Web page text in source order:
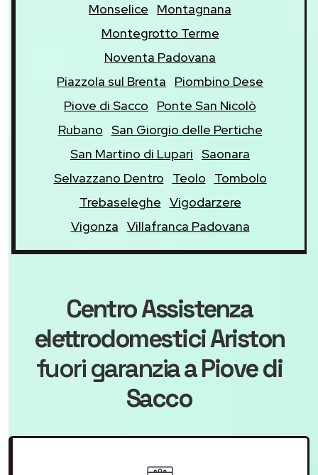
Monselice
Montagnana
Montegrotto Terme
Noventa Padovana
Piazzola sul Brenta
Piombino Dese
Piove di Sacco
Ponte San Nicolò
Rubano San Giorgio delle Pertiche
San Martino di Lupari Saonara
Selvazzano Dentro
Teolo
Tombolo
Trebaseleghe Vigodarzere
Vigonza Villafranca Padovana
Centro Assistenza
elettrodomestici Ariston
fuori garanziaa Piove di
Sacco